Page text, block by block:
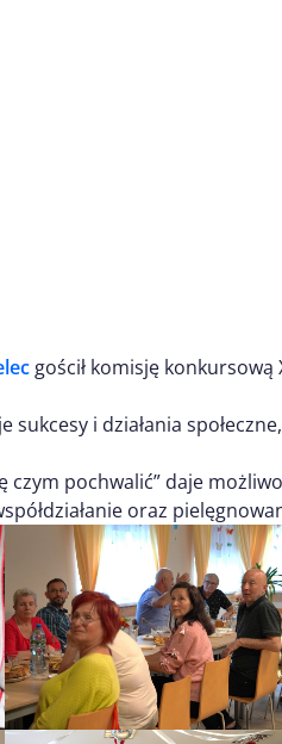
gościł komisję konkursową
i działania
czym pochwalić” daje
oraz